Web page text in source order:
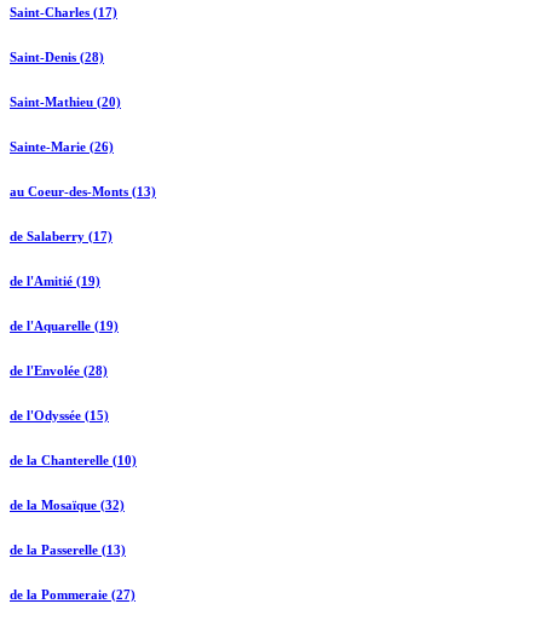
Saint-Charles (17)
Saint-Denis (28)
Saint-Mathieu (20)
Sainte-Marie (26)
au Coeur-des-Monts (13)
de Salaberry (17)
de l'Amitié (19)
de l'Aquarelle (19)
de l'Envolée (28)
de l'Odyssée (15)
de la Chanterelle (10)
de la Mosaïque (32)
de la Passerelle (13)
de la Pommeraie (27)